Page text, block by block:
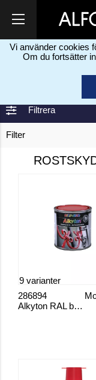
Vi använder cookies
Om du fortsätter
Filtrera
Filter
Alkyton RAL blank
286894
9 varianter